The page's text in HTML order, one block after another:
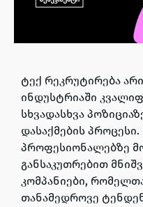
ტექ რეკრუტირება
ინდუსტრიაში
სხვადასხვა
დასაქმების
პროფესიონალებზე
განსაკუთრებით
კომპანიები,
თანამედროვე